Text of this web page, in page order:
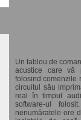
Un tablou de
acustice care vă
folosind comenzile
circuitul său
real în timpul
software-ul
nenumăratele ore